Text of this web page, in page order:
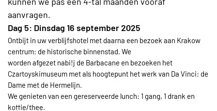
aanvragen.
Dag 5: Dinsdag 16 september 2025
Ontbijt in uw verblijfshotel met daarna een bezoek aan Krakow
centrum: de historische binnenstad. We
worden afgezet nabi!j de Barbacane en bezoeken het
Czartoyskimuseum met als hoogtepunt het werk van Da Vinci: de
Dame met de Hermelijn.
We genieten van een gereserveerde lunch: 1 gang, 1 drank en
koffie/thee.